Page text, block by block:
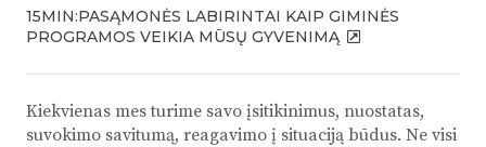
15MIN:PASĄMONĖS LABIRINTAI KAIP GIMINĖS
PROGRAMOS VEIKIA MŪSŲ GYVENIMĄ
Kiekvienas mes turime savo įsitikinimus, nuostatas,
suvokimo savitumą, reagavimo į situaciją būdus. Ne visi